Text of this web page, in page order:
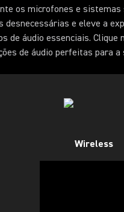
os microfones e
desnecessárias e eleve a
de áudio essenciais.
de áudio perfeitas para a
Wireless